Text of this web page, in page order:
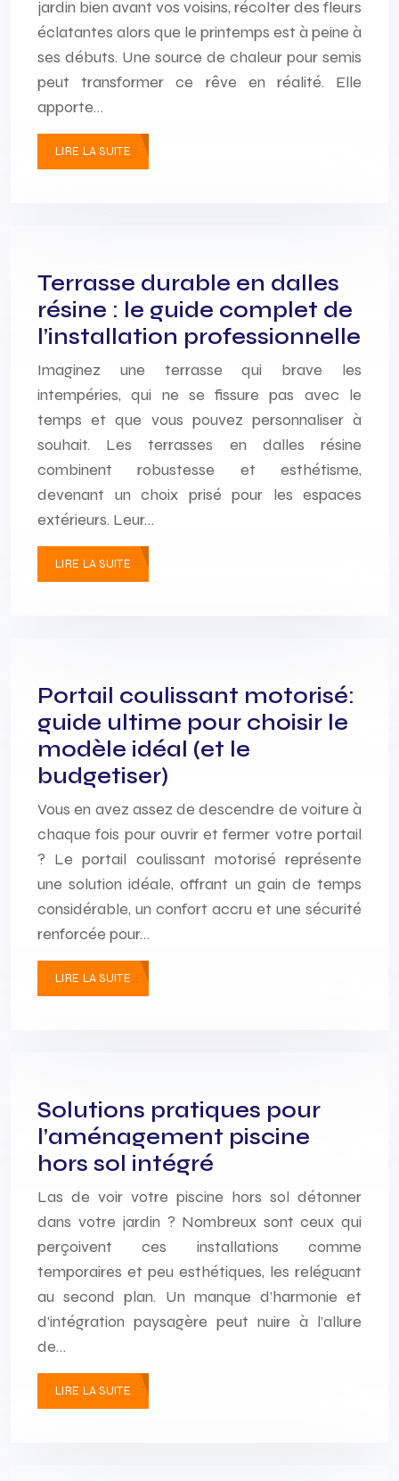
jardin bien avant vos voisins, récolter des fleurs
éclatantes alors que le printemps est à peine à
ses débuts. Une source de chaleur pour semis
peut transformer ce rêve en réalité. Elle
apporte…
LIRE LA SUITE
Terrasse durable en dalles
résine : le guide complet de
l’installation professionnelle
Imaginez une terrasse qui brave les
intempéries, qui ne se fissure pas avec le
temps et que vous pouvez personnaliser à
souhait. Les terrasses en dalles résine
combinent robustesse et esthétisme,
devenant un choix prisé pour les espaces
extérieurs. Leur…
LIRE LA SUITE
Portail coulissant motorisé:
guide ultime pour choisir le
modèle idéal (et le
budgetiser)
Vous en avez assez de descendre de voiture à
chaque fois pour ouvrir et fermer votre portail
? Le portail coulissant motorisé représente
une solution idéale, offrant un gain de temps
considérable, un confort accru et une sécurité
renforcée pour…
LIRE LA SUITE
Solutions pratiques pour
l’aménagement piscine
hors sol intégré
Las de voir votre piscine hors sol détonner
dans votre jardin ? Nombreux sont ceux qui
perçoivent ces installations comme
temporaires et peu esthétiques, les reléguant
au second plan. Un manque d’harmonie et
d’intégration paysagère peut nuire à l’allure
de…
LIRE LA SUITE